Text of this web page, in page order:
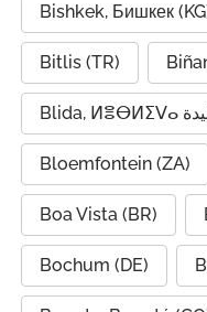
Bishkek, Бишкек
Bitlis (TR)
Bloemfontein (ZA)
Boa Vista (BR)
Bochum (DE)